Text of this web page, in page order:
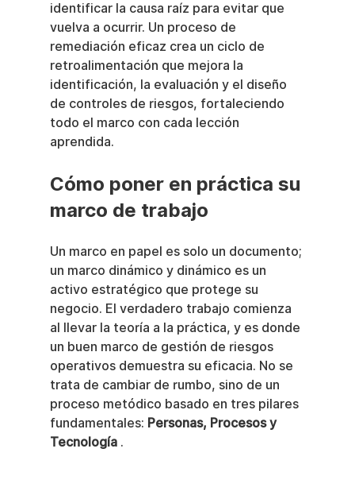
identificar la causa raíz para evitar que
vuelva a ocurrir. Un proceso de
remediación eficaz crea un ciclo de
retroalimentación que mejora la
identificación, la evaluación y el diseño
de controles de riesgos, fortaleciendo
todo el marco con cada lección
aprendida.
Cómo poner en práctica su
marco de trabajo
Un marco en papel es solo un documento;
un marco dinámico y dinámico es un
activo estratégico que protege su
negocio. El verdadero trabajo comienza
al llevar la teoría a la práctica, y es donde
un buen marco de gestión de riesgos
operativos demuestra su eficacia. No se
trata de cambiar de rumbo, sino de un
proceso metódico basado en tres pilares
fundamentales: Personas, Procesos y
Tecnología .